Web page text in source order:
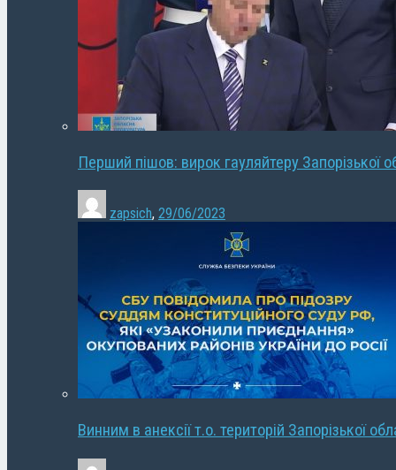
Перший пішов: вирок гауляйтеру Запорізької
zapsich, 29/06/2023
Винним в анексії т.о. територій Запорізької